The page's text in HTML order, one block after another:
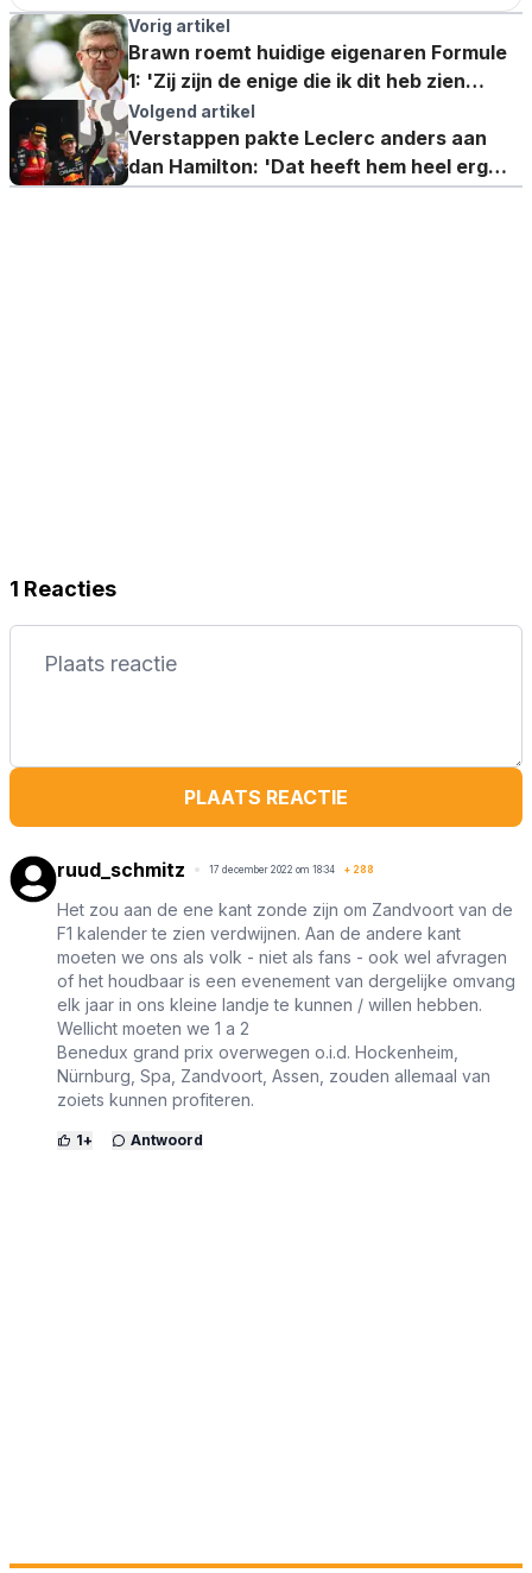
Vorig artikel
Brawn roemt huidige eigenaren Formule
1: 'Zij zijn de enige die ik dit heb zien
doen'
Volgend artikel
Verstappen pakte Leclerc anders aan
dan Hamilton: 'Dat heeft hem heel erg
geholpen'
1 Reacties
PLAATS REACTIE
ruud_schmitz 17 december 2022 om 18:34 + 288
Het zou aan de ene kant zonde zijn om Zandvoort van de
F1 kalender te zien verdwijnen. Aan de andere kant
moeten we ons als volk - niet als fans - ook wel afvragen
of het houdbaar is een evenement van dergelijke omvang
elk jaar in ons kleine landje te kunnen / willen hebben.
Wellicht moeten we 1 a 2
Benedux grand prix overwegen o.i.d. Hockenheim,
Nürnburg, Spa, Zandvoort, Assen, zouden allemaal van
zoiets kunnen profiteren.
1+ Antwoord